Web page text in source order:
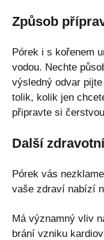
Způsob
Pórek i s kořenem
vodou. Nechte
výsledný odvar
tolik, kolik jen
připravte si
Další
Pórek vás
vaše zdraví nabízí
Má významný vliv
brání vzniku